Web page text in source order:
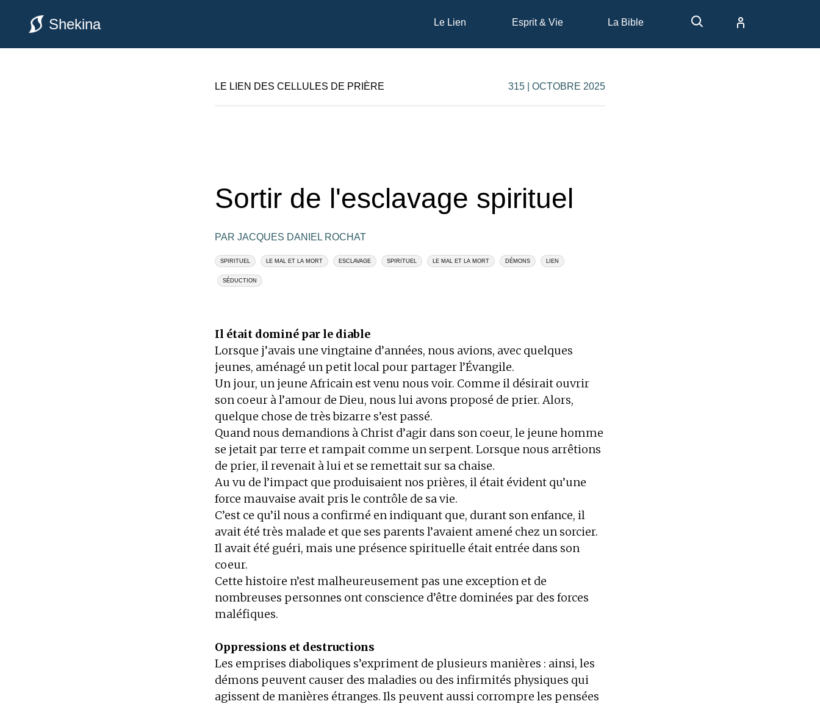
Shekina Le Lien Esprit & Vie La Bible
LE LIEN DES CELLULES DE PRIÈRE 315 | OCTOBRE 2025
Sortir de l'esclavage spirituel
PAR JACQUES DANIEL ROCHAT
SPIRITUEL LE MAL ET LA MORT ESCLAVAGE SPIRITUEL LE MAL ET LA MORT DÉMONS LIEN
SÉDUCTION
Il était dominé par le diable
Lorsque j’avais une vingtaine d’années, nous avions, avec quelques
jeunes, aménagé un petit local pour partager l’Évangile.
Un jour, un jeune Africain est venu nous voir. Comme il désirait ouvrir
son coeur à l’amour de Dieu, nous lui avons proposé de prier. Alors,
quelque chose de très bizarre s’est passé.
Quand nous demandions à Christ d’agir dans son coeur, le jeune homme
se jetait par terre et rampait comme un serpent. Lorsque nous arrêtions
de prier, il revenait à lui et se remettait sur sa chaise.
Au vu de l’impact que produisaient nos prières, il était évident qu’une
force mauvaise avait pris le contrôle de sa vie.
C’est ce qu’il nous a confirmé en indiquant que, durant son enfance, il
avait été très malade et que ses parents l’avaient amené chez un sorcier.
Il avait été guéri, mais une présence spirituelle était entrée dans son
coeur.
Cette histoire n’est malheureusement pas une exception et de
nombreuses personnes ont conscience d’être dominées par des forces
maléfiques.
Oppressions et destructions
Les emprises diaboliques s’expriment de plusieurs manières : ainsi, les
démons peuvent causer des maladies ou des infirmités physiques qui
agissent de manières étranges. Ils peuvent aussi corrompre les pensées